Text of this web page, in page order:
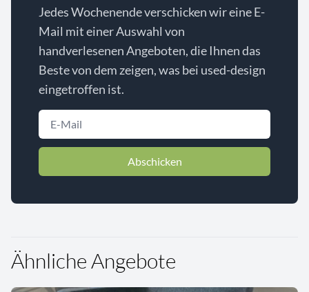
Jedes Wochenende verschicken wir eine E-
Mail mit einer Auswahl von
handverlesenen Angeboten, die Ihnen das
Beste von dem zeigen, was bei used-design
eingetroffen ist.
Abschicken
Ähnliche Angebote